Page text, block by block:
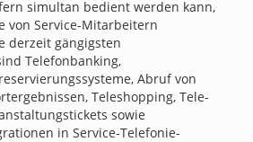
simultan bedient werden kann,
von Service-Mitarbeitern
derzeit gängigsten
Telefonbanking,
Abruf von
Teleshopping, Tele-
sowie
in Service-Telefonie-